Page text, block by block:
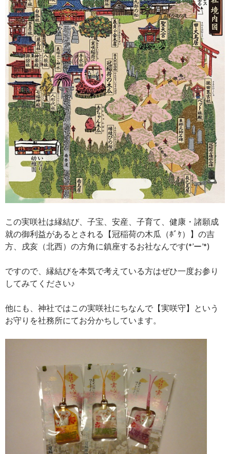
この実咲社は縁結び、子宝、安産、子育て、健康・諸願成
就の御利益があるとされる【冠稲荷の木瓜（ﾎﾞｹ）】の吉
方、戌亥（北西）の方角に鎮座するお社なんです(*’ー’*)
ですので、縁結びを本気で考えている方はぜひ一度お参り
してみてください♪
他にも、神社ではこの実咲社にちなんで【実咲守】という
お守りを社務所にてお分かちしています。